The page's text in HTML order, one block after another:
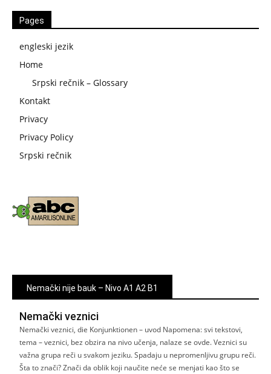
Pages
engleski jezik
Home
Srpski rečnik – Glossary
Kontakt
Privacy
Privacy Policy
Srpski rečnik
Nemački nije bauk – Nivo A1 A2 B1
Nemački veznici
Nemački veznici, die Konjunktionen – uvod Napomena: svi tekstovi,
tema – veznici, bez obzira na nivo učenja, nalaze se ovde. Veznici su
važna grupa reči u svakom jeziku. Spadaju u nepromenljivu grupu reči.
Šta to znači? Znači da oblik koji naučite neće se menjati kao što se